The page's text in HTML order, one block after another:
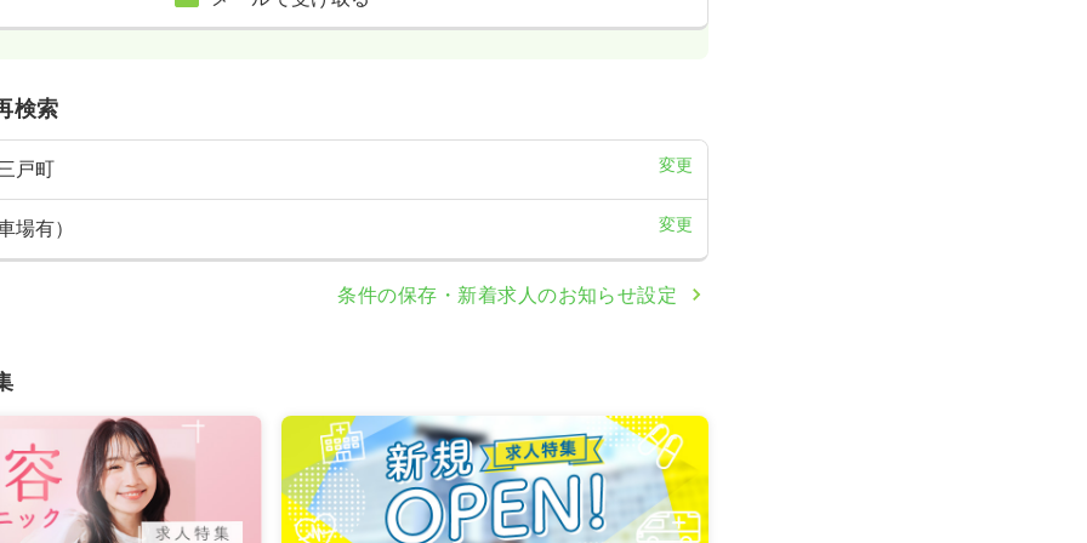
検索
戸町 変更
場有） 変更
条件の保存・新着求人のお知らせ設定